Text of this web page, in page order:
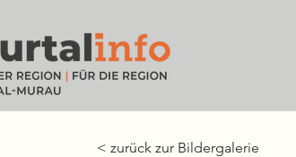
< zurück zur Bildergalerie